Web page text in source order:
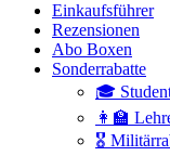
Einkaufsführer
Rezensionen
Abo Boxen
Sonderrabatte
🎓
👩‍🏫
🎖️